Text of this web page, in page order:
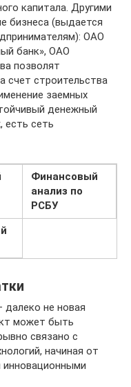
капитала. Другими
бизнеса (выдается
ОАО
банк», ОАО
позволят
счет строительства
заемных
денежный
есть сеть
Финансовый
анализ по
РСБУ
не новая
может быть
связано с
начиная от
инновационными